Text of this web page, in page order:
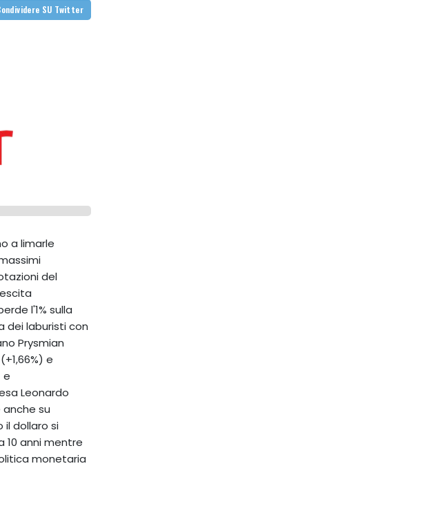
SU Twitter
a limarle
del
l'1% sulla
dei laburisti con
Prysmian
e
e
Leonardo
anche su
il dollaro si
10 anni mentre
monetaria